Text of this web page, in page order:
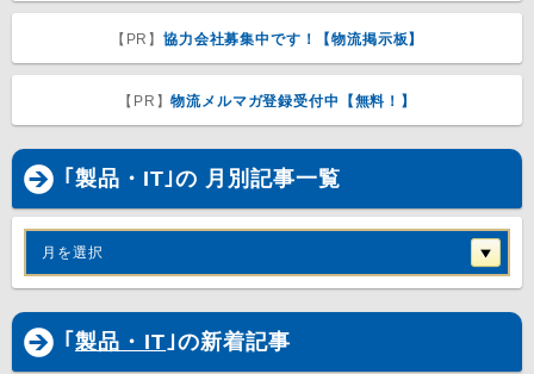
【PR】協力会社募集中です！【物流掲示板】
【PR】物流メルマガ登録受付中【無料！】
｢製品・IT｣の 月別記事一覧
月を選択
｢ 製品・IT｣の新着記事